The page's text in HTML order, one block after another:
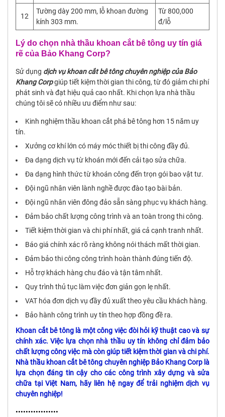
12
Tường dày 200 mm, lỗ khoan đường
kính 303 mm.
Từ 800,000
đ/lỗ
Lý do chọn nhà thầu khoan cắt bê tông uy tín giá
rẽ của Bảo Khang Corp?
Sử dụng dịch vụ khoan cắt bê tông chuyên nghiệp của Bảo
Khang Corpgiúp tiết kiệm thời gian thi công, từ đó giảm chi phí
phát sinh và đạt hiệu quả cao nhất. Khi chọn lựa nhà thầu
chúng tôi sẽ có nhiều ưu điểm như sau:
Kinh nghiệm thầu khoan cắt phá bê tông hơn 15 năm uy
tín.
Xưởng cơ khí lớn có máy móc thiết bị thi công đầy đủ.
Đa dạng dịch vụ từ khoán mới đến cải tạo sửa chữa.
Đa dạng hình thức từ khoán công đến trọn gói bao vật tư.
Đội ngũ nhân viên lành nghề được đào tạo bài bản.
Đội ngũ nhân viên đông đảo sẵn sàng phục vụ khách hàng.
Đảm bảo chất lượng công trình và an toàn trong thi công.
Tiết kiệm thời gian và chi phí nhất, giá cả cạnh tranh nhất.
Báo giá chính xác rõ ràng không nói thách mất thời gian.
Đảm bảo thi công công trình hoàn thành đúng tiến độ.
Hỗ trợ khách hàng chu đáo và tận tâm nhất.
Quy trình thủ tục làm việc đơn giản gọn lẹ nhất.
VAT hóa đơn dịch vụ đầy đủ xuất theo yêu cầu khách hàng.
Bảo hành công trình uy tín theo hợp đồng đề ra.
Khoan cắt bê tông là một công việc đòi hỏi kỹ thuật cao và sự
chính xác. Việc lựa chọn nhà thầu uy tín không chỉ đảm bảo
chất lượng công việc mà còn giúp tiết kiệm thời gian và chi phí.
Nhà thầu khoan cắt bê tông chuyên nghiệp Bảo Khang Corplà
lựa chọn đáng tin cậy cho các công trình xây dựng và sửa
chữa tại Việt Nam, hãy liên hệ ngay để trải nghiệm dịch vụ
chuyên nghiệp!
•••••••••••••••••